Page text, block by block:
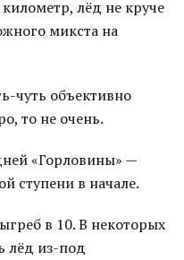
лёд не круче
микста на
чуть объективно
то не очень.
«Горловины» —
ступени в начале.
в 10. В некоторых
лёд из-под